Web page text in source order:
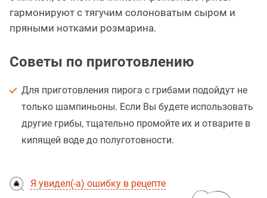
гармонируют с тягучим солоноватым сыром и
пряными нотками розмарина.
Советы по приготовлению
Для приготовления пирога с грибами подойдут не
только шампиньоны. Если Вы будете использовать
другие грибы, тщательно промойте их и отварите в
кипящей воде до полуготовности.
Я увидел(-а) ошибку в рецепте